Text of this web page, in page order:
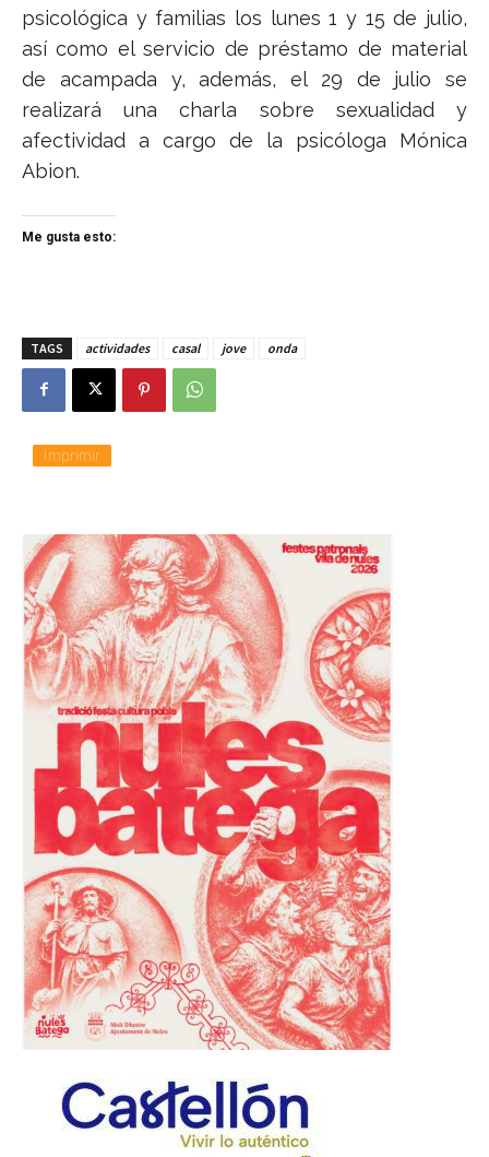
psicológica y familias los lunes 1 y 15 de julio,
así como el servicio de préstamo de material
de acampada y, además, el 29 de julio se
realizará una charla sobre sexualidad y
afectividad a cargo de la psicóloga Mónica
Abion.
Me gusta esto:
TAGS actividades casal jove onda
Imprimir